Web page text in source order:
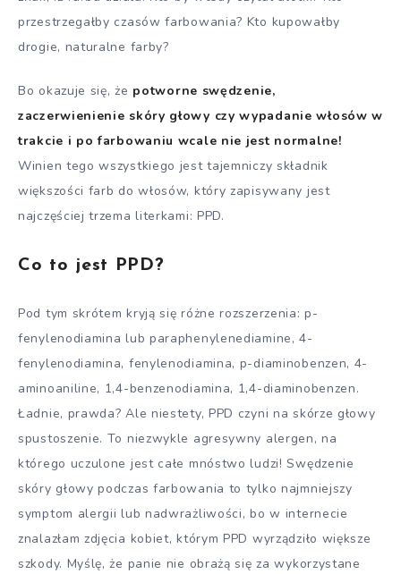
przestrzegałby czasów farbowania? Kto kupowałby
drogie, naturalne farby?
Bo okazuje się, że potworne swędzenie,
zaczerwienienie skóry głowy czy wypadanie włosów w
trakcie i po farbowaniu wcale nie jest normalne!
Winien tego wszystkiego jest tajemniczy składnik
większości farb do włosów, który zapisywany jest
najczęściej trzema literkami: PPD.
Co to jest PPD?
Pod tym skrótem kryją się różne rozszerzenia: p-
fenylenodiamina lub paraphenylenediamine, 4-
fenylenodiamina, fenylenodiamina, p-diaminobenzen, 4-
aminoaniline, 1,4-benzenodiamina, 1,4-diaminobenzen.
Ładnie, prawda? Ale niestety, PPD czyni na skórze głowy
spustoszenie. To niezwykle agresywny alergen, na
którego uczulone jest całe mnóstwo ludzi! Swędzenie
skóry głowy podczas farbowania to tylko najmniejszy
symptom alergii lub nadwrażliwości, bo w internecie
znalazłam zdjęcia kobiet, którym PPD wyrządziło większe
szkody. Myślę, że panie nie obrażą się za wykorzystane